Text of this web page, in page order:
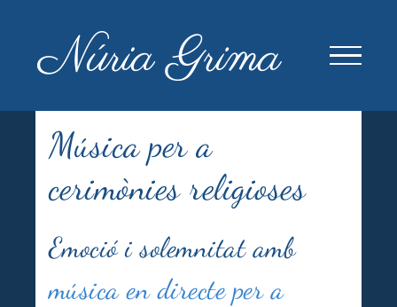
content
Música per a
cerimònies religioses
Emoció i solemnitat amb
música en directe per a